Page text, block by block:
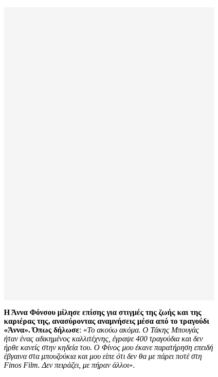
Η Άννα Φόνσου μίλησε επίσης για στιγμές της ζωής και της
καριέρας της, ανασύροντας αναμνήσεις μέσα από το τραγούδι
«Άννα». Όπως δήλωσε: «Το ακούω ακόμα. Ο Τάκης Μπουγάς
ήταν ένας αδικημένος καλλιτέχνης, έγραψε 400 τραγούδια και δεν
ήρθε κανείς στην κηδεία του. Ο Φίνος μου έκανε παρατήρηση επειδή
έβγαινα στα μπουζούκια και μου είπε ότι δεν θα με πάρει ποτέ στη
Finos Film. Δεν πειράζει, με πήραν άλλοι».